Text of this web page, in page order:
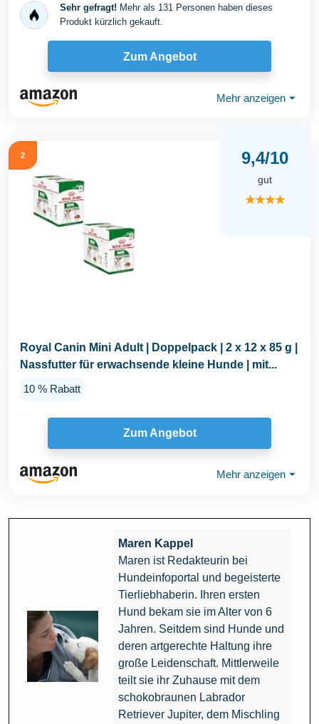
Sehr gefragt! Mehr als 131 Personen haben dieses
Produkt kürzlich gekauft.
Zum Angebot
Mehr anzeigen ⏷
2 9,4/10
gut
★★★★
Royal Canin Mini Adult | Doppelpack | 2 x 12 x 85 g |
Nassfutter für erwachsende kleine Hunde | mit...
10 % Rabatt
Zum Angebot
Mehr anzeigen ⏷
Maren Kappel
Maren ist Redakteurin bei
Hundeinfoportal und begeisterte
Tierliebhaberin. Ihren ersten
Hund bekam sie im Alter von 6
Jahren. Seitdem sind Hunde und
deren artgerechte Haltung ihre
große Leidenschaft. Mittlerweile
teilt sie ihr Zuhause mit dem
schokobraunen Labrador
Retriever Jupiter, dem Mischling